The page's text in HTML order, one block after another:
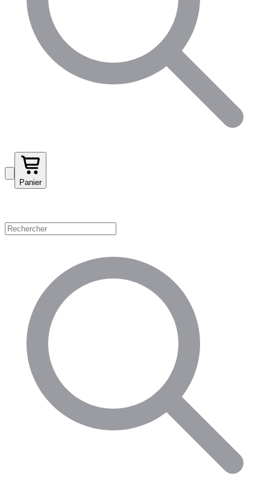
Panier